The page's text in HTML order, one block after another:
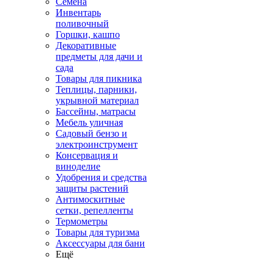
Инвентарь
поливочный
Горшки, кашпо
Декоративные
предметы для дачи и
сада
Товары для пикника
Теплицы, парники,
укрывной материал
Бассейны, матрасы
Мебель уличная
Садовый бензо и
электроинструмент
Консервация и
виноделие
Удобрения и средства
защиты растений
Антимоскитные
сетки, репелленты
Термометры
Товары для туризма
Аксессуары для бани
Ещё